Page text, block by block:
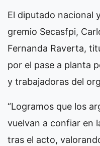
El diputado nacional
gremio Secasfpi,
Fernanda Raverta,
por el pase a planta
y trabajadoras del
“Logramos que los
vuelvan a confiar en
tras el acto,